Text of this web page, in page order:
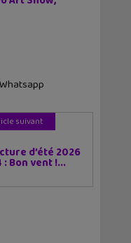
Whatsapp
suivant
d’été 2026
Bon vent !...